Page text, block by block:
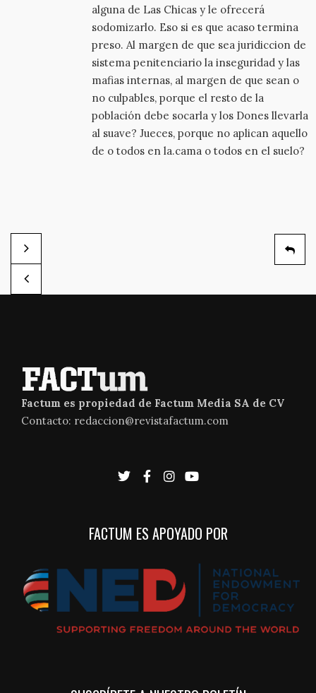
alguna de Las Chicas y le ofrecerá
sodomizarlo. Eso si es que acaso termina
preso. Al margen de que sea juridiccion de
sistema penitenciario la inseguridad y las
mafias internas, al margen de que sean o
no culpables, porque el resto de la
población debe socarla y los Dones llevarla
al suave? Jueces, porque no aplican aquello
de o todos en la.cama o todos en el suelo?
Noticias de mentiras
por Redacción Factum
«Aquí los pandilleros no tienen cabida»
por Salvador Meléndez
Factum es propiedad de Factum Media SA de CV
Contacto: redaccion@revistafactum.com
FACTUM ES APOYADO POR